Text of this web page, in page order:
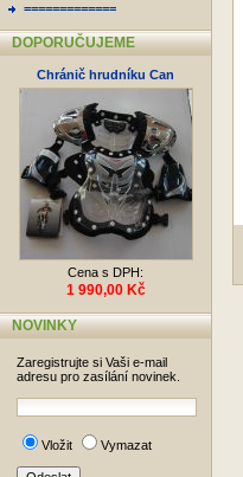
=============
DOPORUČUJEME
Chránič hrudníku Can
Cena s DPH:
1 990,00 Kč
NOVINKY
Zaregistrujte si Vaši e-mail
adresu pro zasílání novinek.
Vložit Vymazat